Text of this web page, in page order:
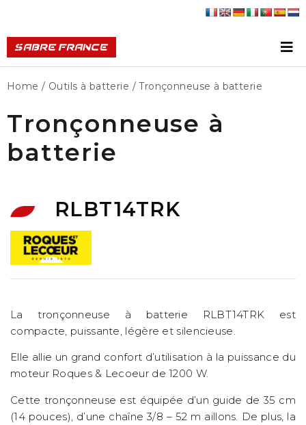
Home / Outils à batterie / Tronçonneuse à batterie
Tronçonneuse à
batterie
RLBT14TRK
La tronçonneuse à batterie RLBT14TRK est
compacte, puissante, légère et silencieuse.
Elle allie un grand confort d’utilisation à la puissance du
moteur Roques & Lecoeur de 1200 W.
Cette tronçonneuse est équipée d’un guide de 35 cm
(14 pouces), d’une chaîne 3/8 – 52 m aillons. De plus, la